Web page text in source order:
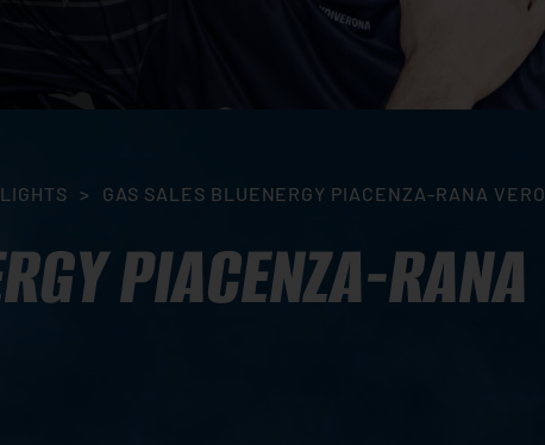
> GAS SALES BLUENERGY PIACENZA-RANA
PIACENZA-